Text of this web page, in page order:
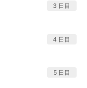
3 日目
4 日目
5 日目